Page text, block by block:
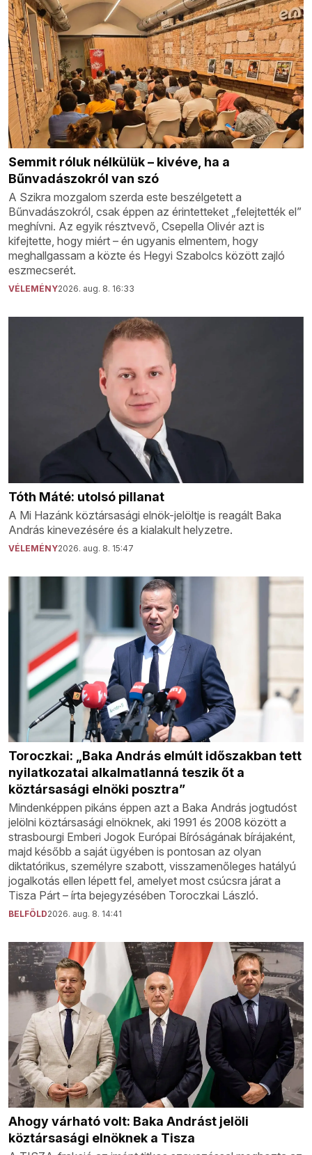
Semmit róluk nélkülük – kivéve, ha a
Bűnvadászokról van szó
A Szikra mozgalom szerda este beszélgetett a
Bűnvadászokról, csak éppen az érintetteket „felejtették el”
meghívni. Az egyik résztvevő, Csepella Olivér azt is
kifejtette, hogy miért – én ugyanis elmentem, hogy
meghallgassam a közte és Hegyi Szabolcs között zajló
eszmecserét.
VÉLEMÉNY2026. aug. 8. 16:33
Tóth Máté: utolsó pillanat
A Mi Hazánk köztársasági elnök-jelöltje is reagált Baka
András kinevezésére és a kialakult helyzetre.
VÉLEMÉNY2026. aug. 8. 15:47
Toroczkai: „Baka András elmúlt időszakban tett
nyilatkozatai alkalmatlanná teszik őt a
köztársasági elnöki posztra”
Mindenképpen pikáns éppen azt a Baka András jogtudóst
jelölni köztársasági elnöknek, aki 1991 és 2008 között a
strasbourgi Emberi Jogok Európai Bíróságának bírájaként,
majd később a saját ügyében is pontosan az olyan
diktatórikus, személyre szabott, visszamenőleges hatályú
jogalkotás ellen lépett fel, amelyet most csúcsra járat a
Tisza Párt – írta bejegyzésében Toroczkai László.
BELFÖLD2026. aug. 8. 14:41
Ahogy várható volt: Baka Andrást jelöli
köztársasági elnöknek a Tisza